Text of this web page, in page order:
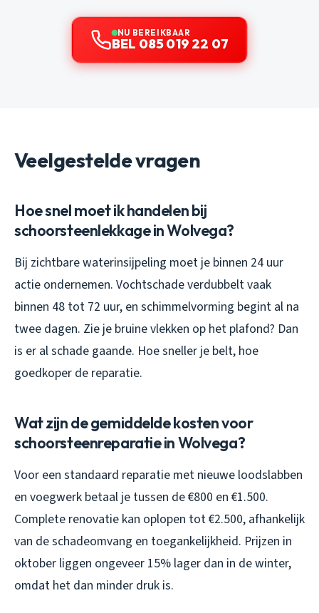
NU BEREIKBAAR
BEL 085 019 22 07
Veelgestelde vragen
Hoe snel moet ik handelen bij
schoorsteenlekkage in Wolvega?
Bij zichtbare waterinsijpeling moet je binnen 24 uur
actie ondernemen. Vochtschade verdubbelt vaak
binnen 48 tot 72 uur, en schimmelvorming begint al na
twee dagen. Zie je bruine vlekken op het plafond? Dan
is er al schade gaande. Hoe sneller je belt, hoe
goedkoper de reparatie.
Wat zijn de gemiddelde kosten voor
schoorsteenreparatie in Wolvega?
Voor een standaard reparatie met nieuwe loodslabben
en voegwerk betaal je tussen de €800 en €1.500.
Complete renovatie kan oplopen tot €2.500, afhankelijk
van de schadeomvang en toegankelijkheid. Prijzen in
oktober liggen ongeveer 15% lager dan in de winter,
omdat het dan minder druk is.